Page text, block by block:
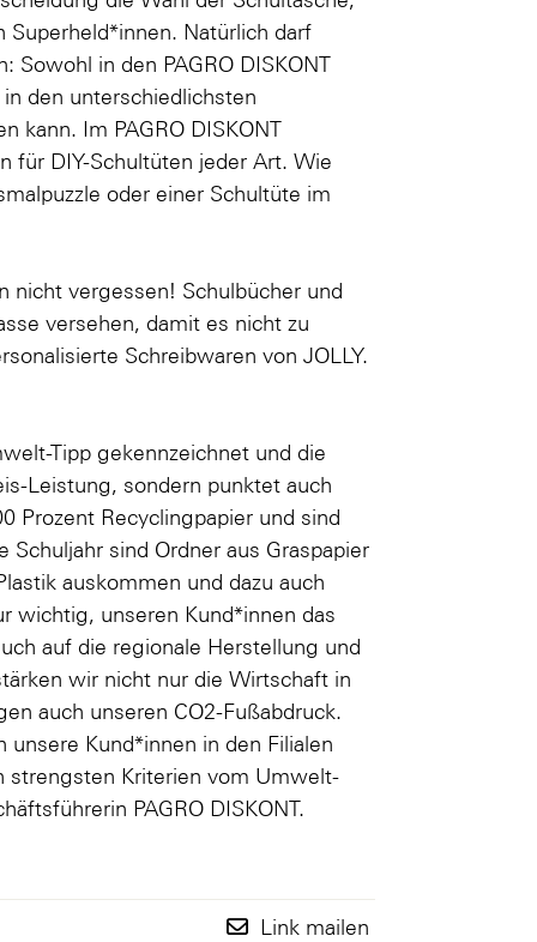
Superheld*innen. Natürlich darf
Sowohl in den PAGRO DISKONT
den unterschiedlichsten
kann. Im PAGRO DISKONT
für DIY-Schultüten jeder Art. Wie
oder einer Schultüte im
nicht vergessen! Schulbücher und
versehen, damit es nicht zu
Schreibwaren von JOLLY.
Tipp gekennzeichnet und die
Leistung, sondern punktet auch
Prozent Recyclingpapier und sind
sind Ordner aus Graspapier
auskommen und dazu auch
wichtig, unseren Kund*innen das
auf die regionale Herstellung und
wir nicht nur die Wirtschaft in
auch unseren CO2-Fußabdruck.
unsere Kund*innen in den Filialen
strengsten Kriterien vom Umwelt-
PAGRO DISKONT.
Link mailen